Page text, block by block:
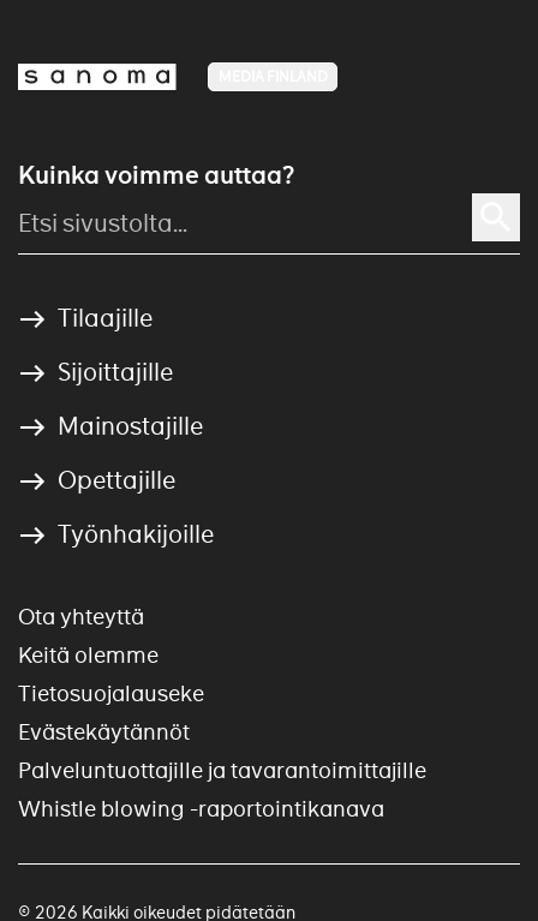
Kuinka voimme auttaa?
Tilaajille
Sijoittajille
Mainostajille
Opettajille
Työnhakijoille
Ota yhteyttä
Keitä olemme
Tietosuojalauseke
Evästekäytännöt
Palveluntuottajille ja tavarantoimittajille
Whistle blowing -raportointikanava
© 2026 Kaikki oikeudet pidätetään